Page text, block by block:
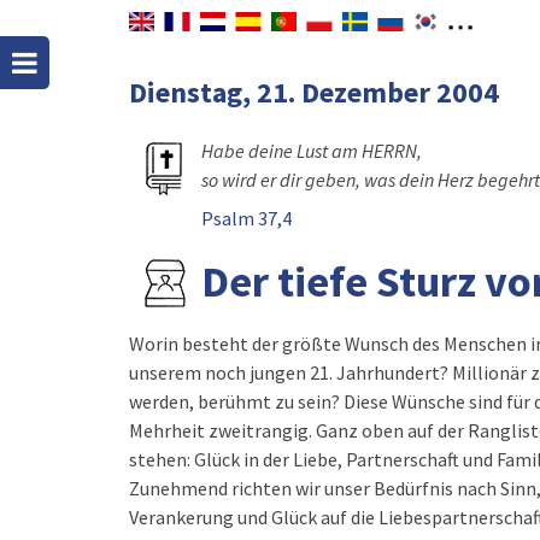
Dienstag, 21. Dezember 2004
Habe deine Lust am HERRN,
so wird er dir geben, was dein Herz
Psalm 37,4
Der tiefe Sturz
Worin besteht der größte Wunsch des Menschen
unserem noch jungen 21. Jahrhundert? Millionär
werden, berühmt zu sein? Diese Wünsche sind für
Mehrheit zweitrangig. Ganz oben auf der
stehen: Glück in der Liebe, Partnerschaft und
Zunehmend richten wir unser Bedürfnis nach Sinn,
Verankerung und Glück auf die